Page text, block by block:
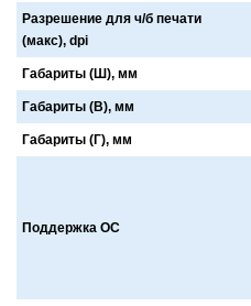
Разрешение для ч/б печати
(макс), dpi
Габариты (Ш), мм
Габариты (В), мм
Габариты (Г), мм
Поддержка ОС